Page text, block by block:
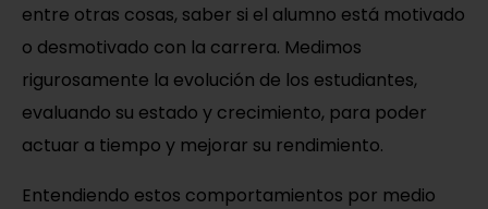
entre otras cosas, saber si el alumno está motivado
o desmotivado con la carrera. Medimos
rigurosamente la evolución de los estudiantes,
evaluando su estado y crecimiento, para poder
actuar a tiempo y mejorar su rendimiento.
Entendiendo estos comportamientos por medio